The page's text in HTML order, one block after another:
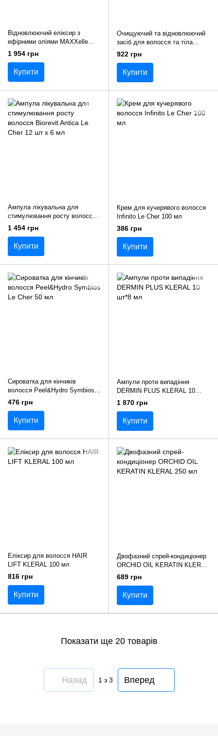
Відновлюючий еліксир з
ефірними оліями MAXXelle
CURA RIATTIVA REVITALIZING
ELISIR 50 мл
1 954 грн
Купити
Очищуючий та відновлюючий
засіб для волосся та тіла
MAXXelle MIRACLE
REGENERATING HAIR & BODY
CLEANSER 200 мл
922 грн
Купити
Ампула лікувальна для
стимулювання росту волосся
Biorevit Antica Le Сher 12 шт х
1 454 грн
Купити
Крем для кучерявого волосся
Infinito Le Cher 100 мл
386 грн
Купити
Сироватка для кінчиків
волосся Peel&Hydro Symbios
Le Cher 50 мл
476 грн
Купити
Ампули проти випадіння
DERMIN PLUS KLERAL 10
шт*8 мл
1 870 грн
Купити
Еліксир для волосся HAIR
LIFT KLERAL 100 мл
816 грн
Купити
Двофазний спрей-кондиціонер
ORCHID OIL KERATIN KLERAL
250 мл
689 грн
Купити
Показати ще 20 товарів
Назад 1з 3 Вперед